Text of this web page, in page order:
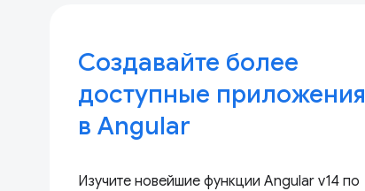
Создавайте более
доступные приложения
в Angular
Изучите новейшие функции Angular v14 по